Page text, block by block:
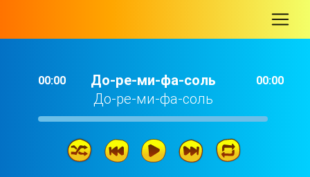
00:00
До-ре-ми-фа-соль
До-ре-ми-фа-соль
00:00